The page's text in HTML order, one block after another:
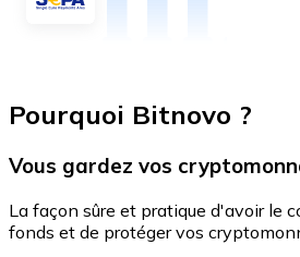
Pourquoi Bitnovo ?
Vous gardez vos
La façon sûre et pratique d'avoir le
fonds et de protéger vos